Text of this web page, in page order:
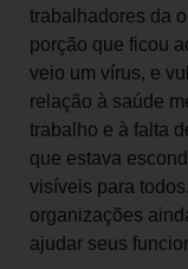
trabalhadores da
porção que ficou
veio um vírus, e
relação à saúde
trabalho e à falta
que estava
visíveis para
organizações
ajudar seus